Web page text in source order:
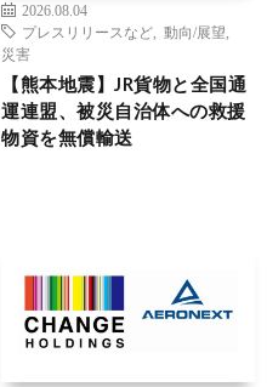
2026.08.04
プレスリリースなど
動向/展望
災害
【熊本地震】JR貨物と全国通
運連盟、被災自治体への救援
物資を無償輸送